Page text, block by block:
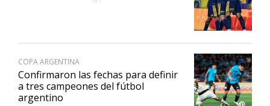
COPA ARGENTINA
Confirmaron las fechas para definir
a tres campeones del fútbol
argentino